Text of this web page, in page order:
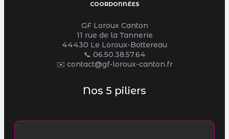
COORDONNÉES
GF Loroux Canton
11 rue de la Tannerie
44430 Le Loroux-Bottereau
📞 06.50.38.57.64
✉️ contact@gf-loroux-canton.fr
Nos 5 piliers